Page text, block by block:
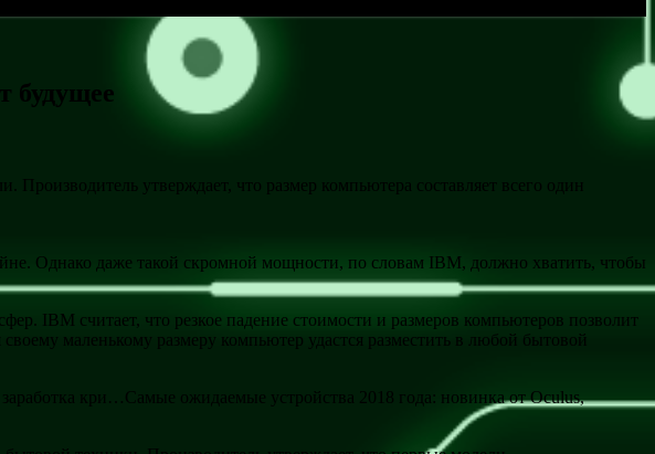
будущее
утверждает, что размер компьютера составляет всего один
Однако даже такой скромной мощности, по словам IBM, должно хватить, чтобы
IBM считает, что резкое падение стоимости и размеров компьютеров позволит
маленькому размеру компьютер удастся разместить в любой бытовой
кри…Самые ожидаемые устройства 2018 года: новинка от Oculus,